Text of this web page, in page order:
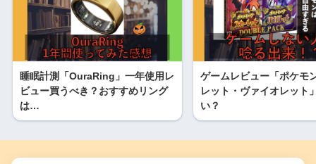
睡眠計測「OuraRing」一年使用レ
ビュー買うべき？おすすめリング
は…
ゲームレビュー「ポケモ
レット・ヴァイオレット
い？